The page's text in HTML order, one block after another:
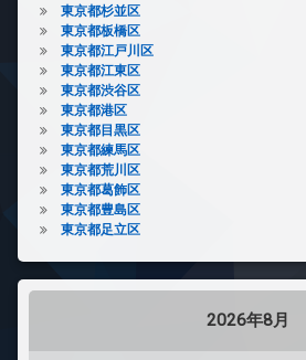
東京都杉並区
東京都板橋区
東京都江戸川区
東京都江東区
東京都渋谷区
東京都港区
東京都目黒区
東京都練馬区
東京都荒川区
東京都葛飾区
東京都豊島区
東京都足立区
2026年8月